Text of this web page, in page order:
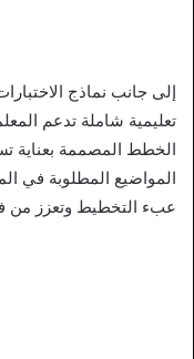
إلى جانب نماذج
تعليمية شاملة تدعم
الخطط المصممة بعناية
المواضيع المطلوبة في
عبء التخطيط وتعزز من